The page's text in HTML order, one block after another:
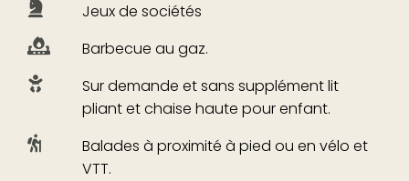
Jeux de sociétés
Barbecue au gaz.
Sur demande et sans supplément lit
pliant et chaise haute pour enfant.
Balades à proximité à pied ou en vélo et
VTT.